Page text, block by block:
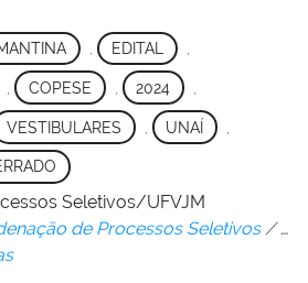
EDITAL
COPESE 2024
VESTIBULARES UNAÍ
Seletivos/UFVJM
de Processos Seletivos /…